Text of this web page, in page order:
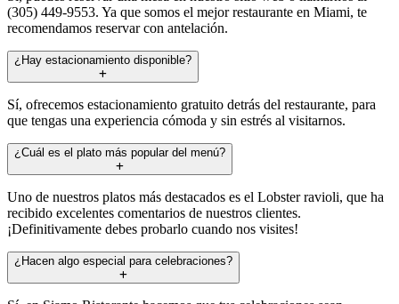
(305) 449-9553. Ya que somos el mejor restaurante en Miami, te
recomendamos reservar con antelación.
¿Hay estacionamiento disponible?
Sí, ofrecemos estacionamiento gratuito detrás del restaurante, para
que tengas una experiencia cómoda y sin estrés al visitarnos.
¿Cuál es el plato más popular del menú?
Uno de nuestros platos más destacados es el Lobster ravioli, que ha
recibido excelentes comentarios de nuestros clientes.
¡Definitivamente debes probarlo cuando nos visites!
¿Hacen algo especial para celebraciones?